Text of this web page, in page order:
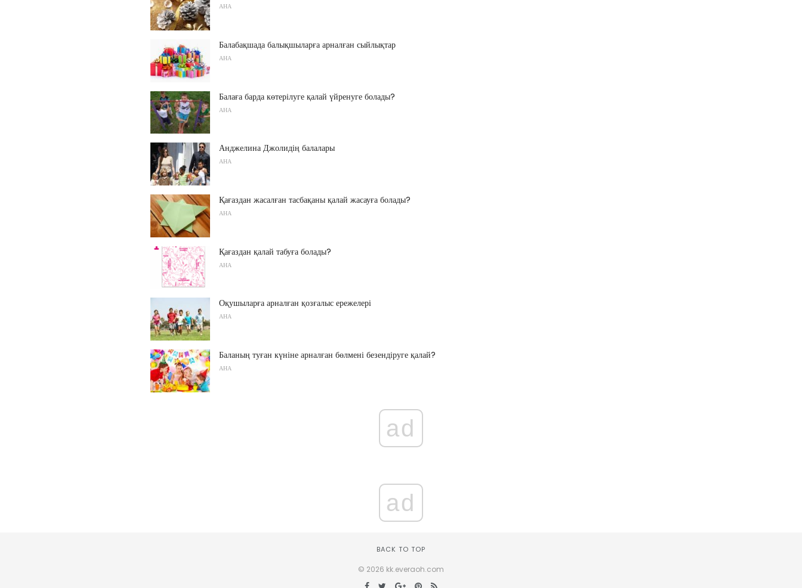
АНА
Балабақшада балықшыларға арналған сыйлықтар
АНА
Балаға барда көтерілуге ​​қалай үйренуге болады?
АНА
Анджелина Джолидің балалары
АНА
Қағаздан жасалған тасбақаны қалай жасауға болады?
АНА
Қағаздан қалай табуға болады?
АНА
Оқушыларға арналған қозғалыс ережелері
АНА
Баланың туған күніне арналған бөлмені безендіруге қалай?
АНА
ad
ad
BACK TO TOP
© 2026 kk.everaoh.com